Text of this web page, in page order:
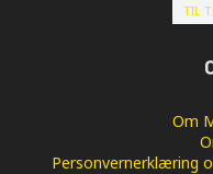
TIL
Om
Personvernerklæring